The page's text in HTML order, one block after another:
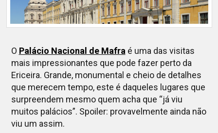
O Palácio Nacional de Mafra é uma das visitas
mais impressionantes que pode fazer perto da
Ericeira. Grande, monumental e cheio de detalhes
que merecem tempo, este é daqueles lugares que
surpreendem mesmo quem acha que “já viu
muitos palácios”. Spoiler: provavelmente ainda não
viu um assim.